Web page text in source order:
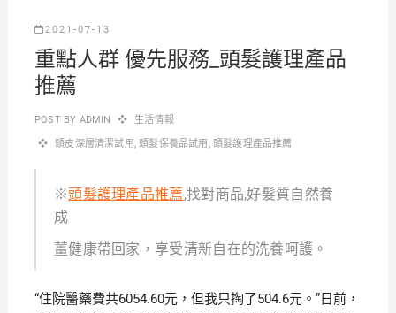
2021-07-13
重點人群 優先服務_頭髮護理產品
推薦
POST BY ADMIN 生活情報
頭皮深層清潔試用,頭髮保養品試用 , 頭髮護理產品推薦
※頭髮護理產品推薦,找對商品,好髮質自然養
成
薑健康帶回家，享受清新自在的洗養呵護。
“住院醫藥費共6054.60元，但我只掏了504.6元。”日前，